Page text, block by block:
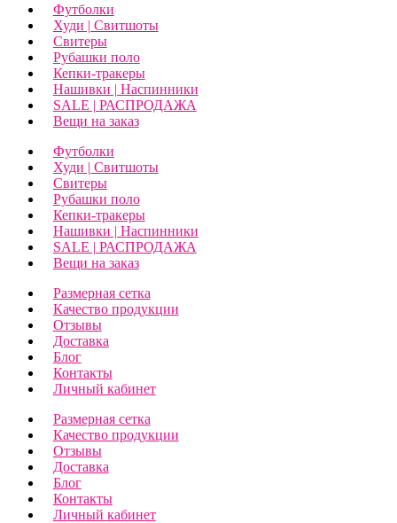
Футболки
Худи | Свитшоты
Свитеры
Рубашки поло
Кепки-тракеры
Нашивки | Наспинники
SALE | РАСПРОДАЖА
Вещи на заказ
Футболки
Худи | Свитшоты
Свитеры
Рубашки поло
Кепки-тракеры
Нашивки | Наспинники
SALE | РАСПРОДАЖА
Вещи на заказ
Размерная сетка
Качество продукции
Отзывы
Доставка
Блог
Контакты
Личный кабинет
Размерная сетка
Качество продукции
Отзывы
Доставка
Блог
Контакты
Личный кабинет